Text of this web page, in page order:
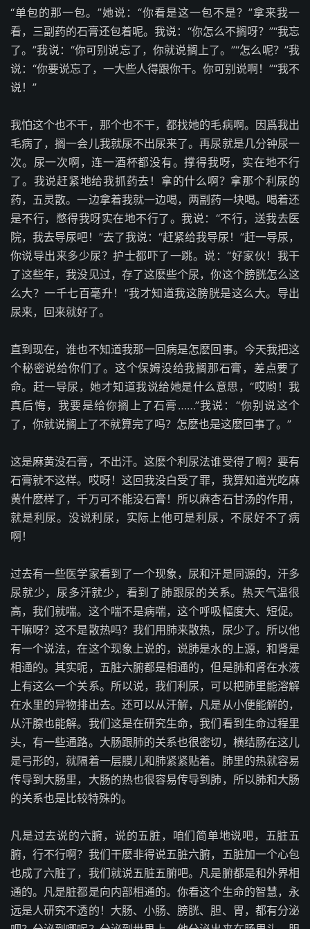
“单包的那一包。”她说：“你看是这一包不是？”拿来我一
看，三副药的石膏还包着呢。我说：“你怎么不搁呀？”“我忘
了。”我说：“你可别说忘了，你就说搁上了。”“怎么呢？”我
说：“你要说忘了，一大些人得跟你干。你可别说啊！”“我不
说！”
我怕这个也不干，那个也不干，都找她的毛病啊。因爲我出
毛病了，搁一会儿我就尿不出尿来了。再尿就是几分钟尿一
次。尿一次啊，连一酒杯都没有。撑得我呀，实在地不行
了。我说赶紧地给我抓药去！拿的什么啊？拿那个利尿的
药，五灵散。一边拿着我就一边喝，两副药一块喝。喝着还
是不行，憋得我呀实在地不行了。我说：“不行，送我去医
院，我去导尿吧！”去了我说：“赶紧给我导尿！”赶一导尿，
你说导出来多少尿？护士都吓了一跳。说：“好家伙！我干
了这些年，我没见过，存了这麽些个尿，你这个膀胱怎么这
么大？一千七百毫升！”我才知道我这膀胱是这么大。导出
尿来，回来就好了。
直到现在，谁也不知道我那一回病是怎麽回事。今天我把这
个秘密说给你们了。这个保姆没给我搁那石膏，差点要了
命。赶一导尿，她才知道我说给她是什么意思，“哎哟！我
真后悔，我要是给你搁上了石膏……”我说：“你别说这个
了，你就说搁上了不就算完了吗？怎麽也是这麽回事了。”
这是麻黄没石膏，不出汗。这麽个利尿法谁受得了啊？要有
石膏就不这样。哎呀！这回我没白受了罪，我算知道光吃麻
黄什麽样了，千万可不能没石膏！所以麻杏石甘汤的作用，
就是利尿。没说利尿，实际上他可是利尿，不尿好不了病
啊！
过去有一些医学家看到了一个现象，尿和汗是同源的，汗多
尿就少，尿多汗就少，看到了肺跟尿的关系。热天气温很
高，我们就喘。这个喘不是病喘，这个呼吸幅度大、短促。
干嘛呀？这不是散热吗？我们用肺来散热，尿少了。所以他
有一个说法，在这个现象上说的，说肺是水的上源，和肾是
相通的。其实呢，五脏六腑都是相通的，但是肺和肾在水液
上有这么一个关系。所以说，我们利尿，可以把肺里能溶解
在水里的异物排出去。还可以从汗解，凡是从小便能解的，
从汗腺也能解。我们这是在研究生命，我们看到生命过程里
头，有一些通路。大肠跟肺的关系也很密切，横结肠在这儿
是弓形的，就隔着一层膜儿和肺紧紧贴着。肺里的热就容易
传导到大肠里，大肠的热也很容易传导到肺，所以肺和大肠
的关系也是比较特殊的。
凡是过去说的六腑，说的五脏，咱们简单地说吧，五脏五
腑，行不行啊？我们干麽非得说五脏六腑，五脏加一个心包
也成了六脏了，我们就说五脏五腑吧。凡是腑都是和外界相
通的。凡是脏都是向内部相通的。你看这个生命的智慧，永
远是人研究不透的！大肠、小肠、膀胱、胆、胃，都有分泌